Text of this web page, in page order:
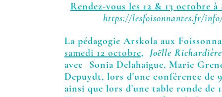
Rendez-vous les 12 & 13 octobre
https://lesfoisonnantes.fr/
La pédagogie Arskola aux
samedi 12 octobre, Joëlle Richardière
avec Sonia Delahaigue, Marie
Depuydt, lors d'une conférence de
ainsi que lors d'une table ronde de